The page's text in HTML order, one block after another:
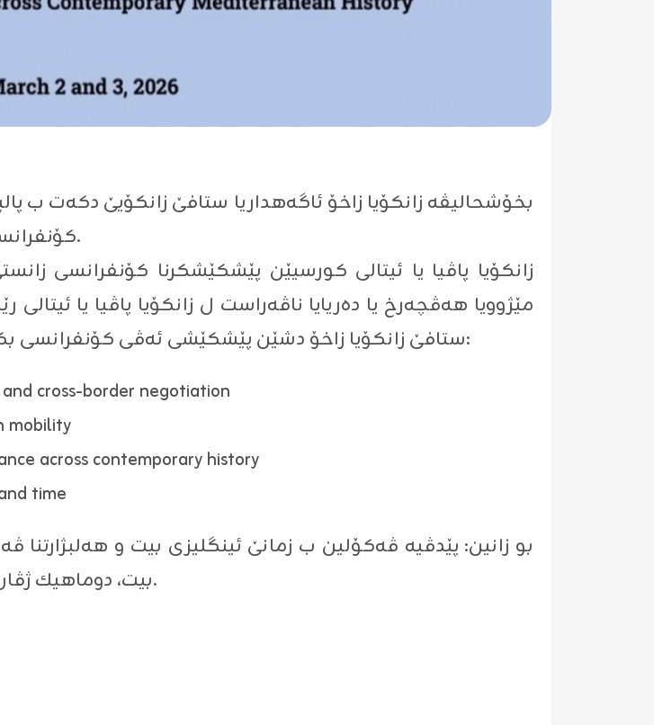
بخۆشحالیڤە زانكۆیا زاخۆ ئاگەهداریا ستافێ زانكۆیێ دكەت ب
كۆنفرانسێ ماری یێ ئەوێ زانكۆیێ ڕادگەهینیت ل وەلاتێ ئیتالیا.
زانكۆیا پاڤیا یا ئیتالی كورسیێن پێشكێشكرنا كۆنفرانسی
ستافێ زانكۆیا زاخۆ دشێن پێشكێشی ئەڤی كۆنفرانسی بكەن. هەژیە بێژین تەوەرێن پرۆگرامی ئەڤێن لخوارێ نە:
cross-border negotiation
mobility
across contemporary history
time
بو زانین: پێدڤیە ڤەكۆلین ب زمانێ ئینگلیزی بیت و هەلبژارتنا
بیت، دوماهیك ژڤان بو پێشكێشكرنا كۆرتیا ڤەكۆلینێ (٣٠ / ١ / ٢٠٢٦) بیت.